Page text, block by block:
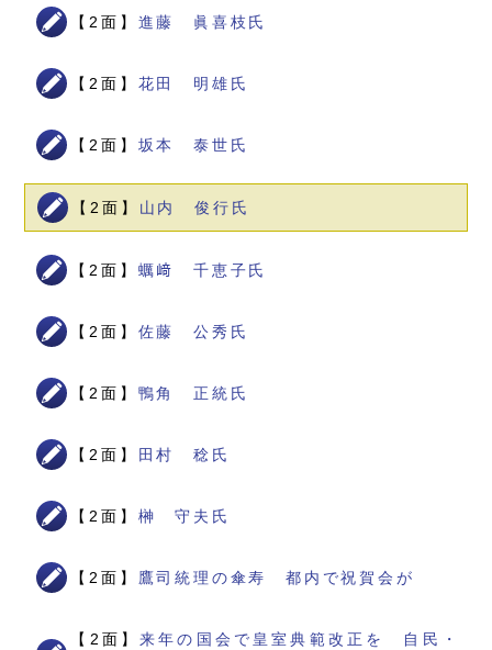
【2面】 進藤 眞喜枝氏
【2面】 花田 明雄氏
【2面】 坂本 泰世氏
【2面】 山内 俊行氏
【2面】 蠣﨑 千恵子氏
【2面】 佐藤 公秀氏
【2面】 鴨角 正統氏
【2面】 田村 稔氏
【2面】 榊 守夫氏
【2面】 鷹司統理の傘寿 都内で祝賀会が
【2面】来年の国会で皇室典範改正を 自民・